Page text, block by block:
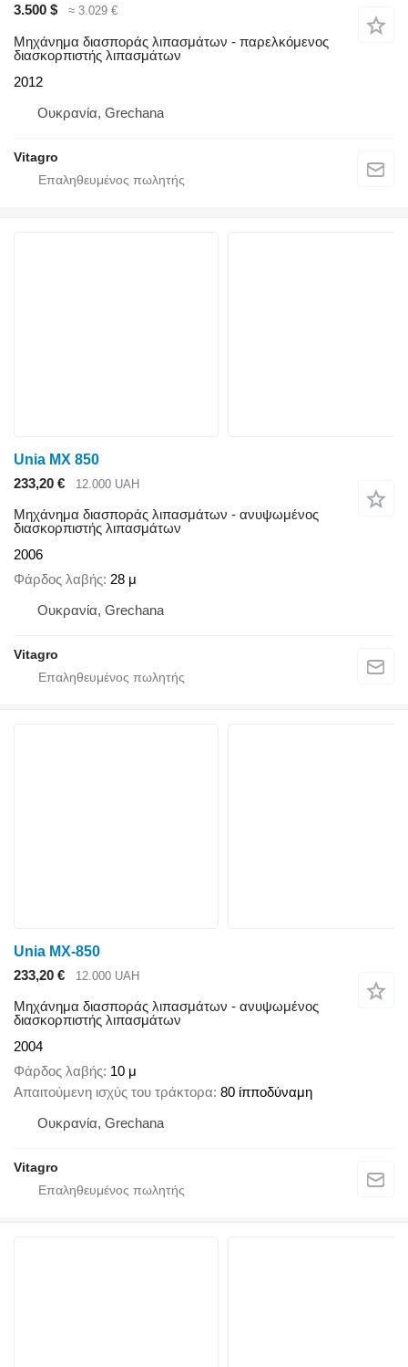
3.500 $
≈ 3.029 €
Μηχάνημα διασποράς λιπασμάτων - παρελκόμενος
διασκορπιστής λιπασμάτων
2012
Ουκρανία, Grechana
Vitagro
Unia MX 850
233,20 €
12.000 UAH
Μηχάνημα διασποράς λιπασμάτων - ανυψωμένος
διασκορπιστής λιπασμάτων
2006
Φάρδος λαβής 28 μ
Ουκρανία, Grechana
Vitagro
Unia MX-850
233,20 €
12.000 UAH
Μηχάνημα διασποράς λιπασμάτων - ανυψωμένος
διασκορπιστής λιπασμάτων
2004
Φάρδος λαβής 10 μ
Απαιτούμενη ισχύς του τράκτορα 80 ίπποδύναμη
Ουκρανία, Grechana
Vitagro